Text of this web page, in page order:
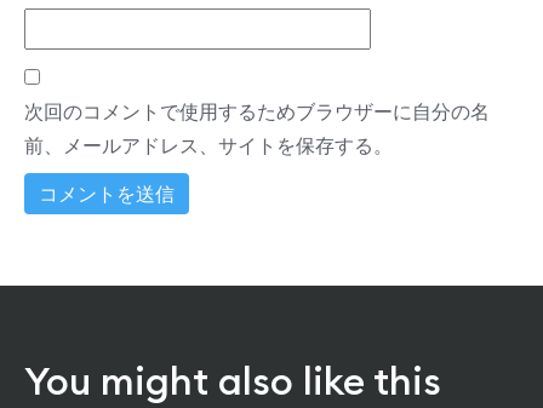
次回のコメントで使用するためブラウザーに自分の名
前、メールアドレス、サイトを保存する。
You might also like this